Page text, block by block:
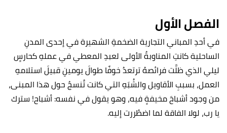
الفصل الأول
في أحدِ المباني التجارية الضخمةِ الشهيرة في إحدى المدنِ
الساحلية كانتِ المناوبةُ الأولى لعبدِ المعطي في عملهِ كحارسٍ
ليلي الذي ظلَّت فرائصهُ ترتعدُ خوفًا طوالَ يومينِ قبيلَ استلامهِ
العمل، بسببِ الأقاويل والشُبَهِ التي كانت تُنسجُ حول هذا المبنى،
من وجود أشباحَ مخيفةٍ فيه، وهو يقول في نفسه: أشباح! سترك
يا رب، لولا الفاقة لما اضطُررت إليه.